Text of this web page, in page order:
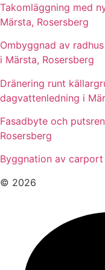
Takomläggning med
Märsta, Rosersberg
Ombyggnad av
i Märsta, Rosersberg
Dränering runt
dagvattenledning i
Fasadbyte och
Rosersberg
Byggnation av
© 2026